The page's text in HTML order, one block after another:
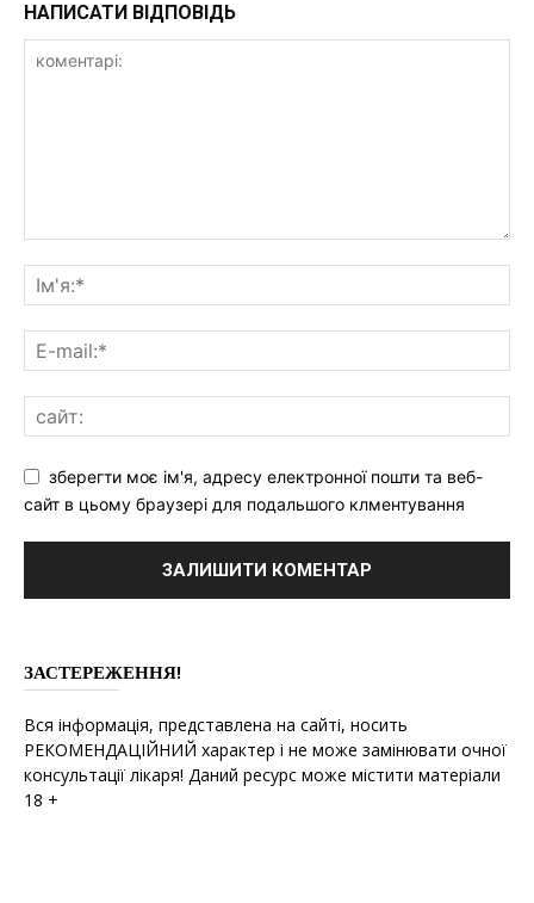
НАПИСАТИ ВІДПОВІДЬ
зберегти моє ім'я, адресу електронної пошти та веб-
сайт в цьому браузері для подальшого клментування
ЗАСТЕРЕЖЕННЯ!
Вся інформація, представлена на сайті, носить
РЕКОМЕНДАЦІЙНИЙ характер і не може замінювати очної
консультації лікаря! Даний ресурс може містити матеріали
18 +